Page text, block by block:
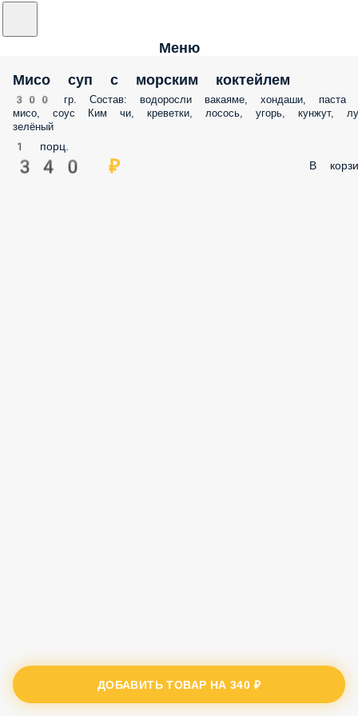
Меню
Мисо суп с морским коктейлем
300 гр. Состав: водоросли вакаяме, хондаши, паста
мисо, соус Ким чи, креветки, лосось, угорь, кунжут,
зелёный
1 порц.
340 ₽ В
ДОБАВИТЬ ТОВАР НА340 ₽